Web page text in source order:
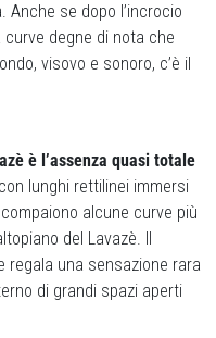
se dopo l’incrocio
curve degne di nota che
visovo e sonoro, c’è il
è l’assenza quasi totale
lunghi rettilinei immersi
alcune curve più
del Lavazè. Il
regala una sensazione rara
di grandi spazi aperti